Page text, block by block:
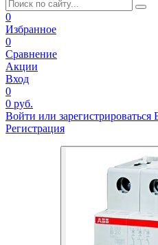
0
Избранное
0
Сравнение
Акции
Вход
0
0 руб.
Войти или зарегистрироваться
Регистрация